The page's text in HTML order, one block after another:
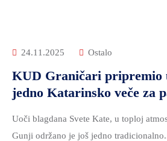
24.11.2025 Ostalo
KUD Graničari pripremio
jedno Katarinsko veče za
Uoči blagdana Svete Kate, u toploj
Gunji održano je još jedno